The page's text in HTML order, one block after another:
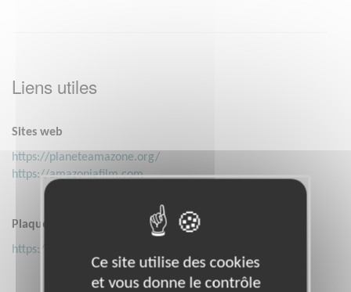
Liens utiles
Sites web
https://planeteamazone.org/
https://amazoniafilm.com
Plaquette de l’association
https://planeteamazone.org/documents/prez-pa.pdf
Ce site utilise des cookies
et vous donne le contrôle